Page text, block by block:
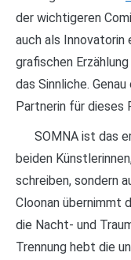
der wichtigeren
auch als Innovatorin
grafischen
das Sinnliche.
Partnerin für dieses
SOMNA ist das
beiden
schreiben, sondern
Cloonan übernimmt
die Nacht- und
Trennung hebt die